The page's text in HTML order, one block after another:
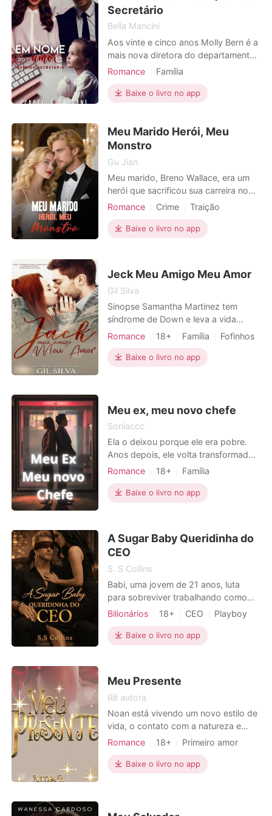
casa que ele. "Ex-marido,
Secretário
Bella Mancini
Aos vinte e cinco anos Molly Bern é a
mais nova diretora do departamento
de moda de uma empresa famosa.
muito ocupada e mãe solteira, sua
vida conturbada é marcada por um
maternidade precoce e um grande
choque de realidade. Sua priori
Romance
Família
Interpretação de papéis
Gravidez
Playboy
Charmoso
Arrogante / Dominante
Local de trabalho
Baixe o livro no app
Meu Marido Herói, Meu
Monstro
Gu Jian
Meu marido, Breno Wallace, era um
herói que sacrificou sua carreira no
motocross para salvar minha vida.
perder a Helena Forte uma única vez"
— ficou famosa em toda a cidade, a
charlatã chamada Celeste entrou em
n
Romance Crime
Traição
Vingança
CEO Heroína
Baixe o livro no app
Jeck Meu Amigo Meu Amor
Gil Silva
Sinopse Samantha Martinez tem
síndrome de Down e leva a vida
como qualquer jovem da sua idade.
mulher que ama os animais e é
querida por todos os que a cercam,
seu melhor amigo Jack Collins. J
Romance 18+ Família Fofinhos
Baixe o livro no app
Meu ex, meu novo chefe
Soniaccc
Ela o deixou porque ele era pobre.
Anos depois, ele volta transformado
no dono da empresa onde ela acaba
Romance 18+
Família
Primeiro amor
Vingança
Medroso
Medrosa
Baixe o livro no app
A Sugar Baby Queridinha do
CEO
S. S Collins
Babi, uma jovem de 21 anos, luta
para sobreviver trabalhando como
garçonete. Precisando de dinheiro,
Yanek Kovalev-Harris, um bilionário
charmoso e misterioso. À medida que
coração em troca de u
Bilionários 18+ CEO
Playboy
Urbano
Baixe o livro no app
Meu Presente
Rê autora
Noan está vivendo um novo estilo de
vida, o contato com a natureza e
com tudo o que a mesma tem para
acontecimentos do passado, o
fizeram optar por um período
Romance 18+
Primeiro amor
Fofinhos
Encantadora
Paixão / Erótica
Urbano
Baixe o livro no app